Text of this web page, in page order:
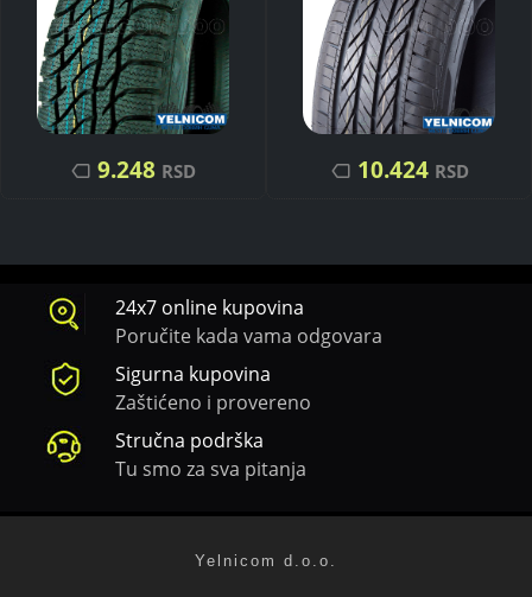
9.248 RSD 10.424 RSD
24x7 online kupovina
Poručite kada vama odgovara
Sigurna kupovina
Zaštićeno i provereno
Stručna podrška
Tu smo za sva pitanja
Yelnicom d.o.o.